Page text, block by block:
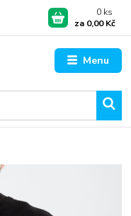
Menu
0 ks
za 0,00 Kč